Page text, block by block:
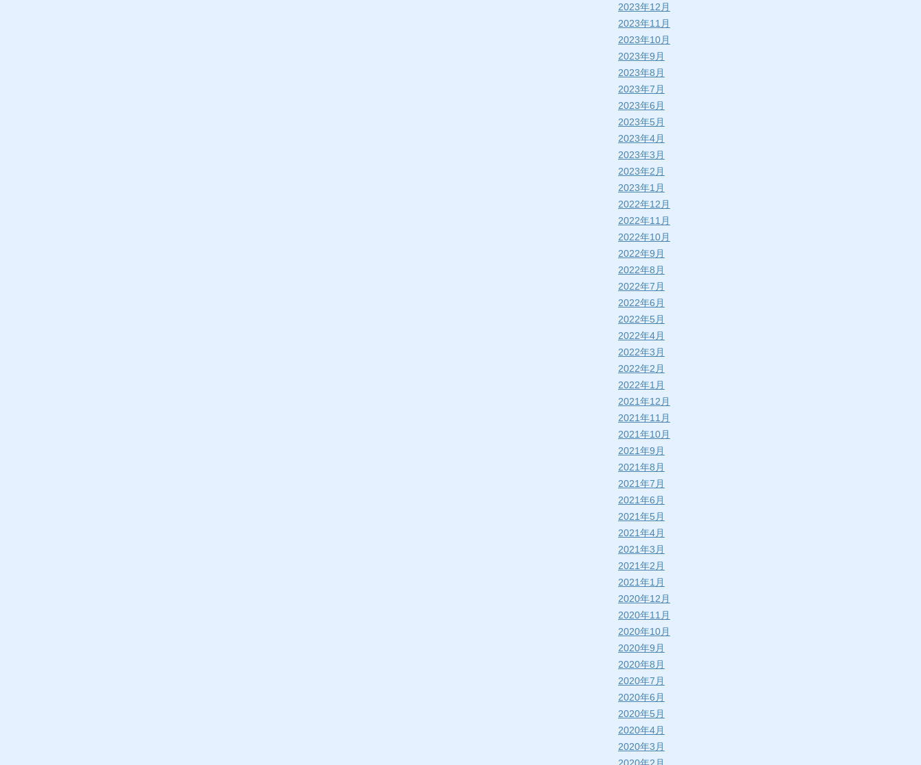
2023年12月
2023年11月
2023年10月
2023年9月
2023年8月
2023年7月
2023年6月
2023年5月
2023年4月
2023年3月
2023年2月
2023年1月
2022年12月
2022年11月
2022年10月
2022年9月
2022年8月
2022年7月
2022年6月
2022年5月
2022年4月
2022年3月
2022年2月
2022年1月
2021年12月
2021年11月
2021年10月
2021年9月
2021年8月
2021年7月
2021年6月
2021年5月
2021年4月
2021年3月
2021年2月
2021年1月
2020年12月
2020年11月
2020年10月
2020年9月
2020年8月
2020年7月
2020年6月
2020年5月
2020年4月
2020年3月
2020年2月